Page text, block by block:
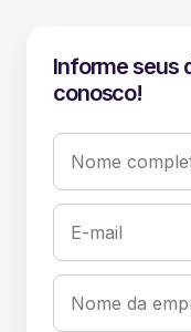
Informe seus
conosco!
Nome
E-mail
Nome da